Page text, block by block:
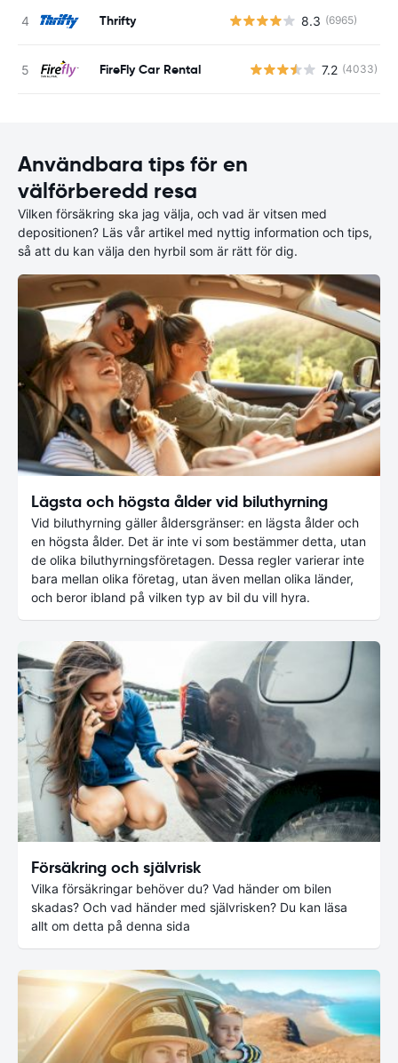
Thrifty 8.3 (6965)
FireFly Car Rental 7.2 (4033)
Användbara tips för en
välförberedd resa
Vilken försäkring ska jag välja, och vad är vitsen med
depositionen? Läs vår artikel med nyttig information och tips,
så att du kan välja den hyrbil som är rätt för dig.
Lägsta och högsta ålder vid biluthyrning
Vid biluthyrning gäller åldersgränser: en lägsta ålder och
en högsta ålder. Det är inte vi som bestämmer detta, utan
de olika biluthyrningsföretagen. Dessa regler varierar inte
bara mellan olika företag, utan även mellan olika länder,
och beror ibland på vilken typ av bil du vill hyra.
Försäkring och självrisk
Vilka försäkringar behöver du? Vad händer om bilen
skadas? Och vad händer med självrisken? Du kan läsa
allt om detta på denna sida